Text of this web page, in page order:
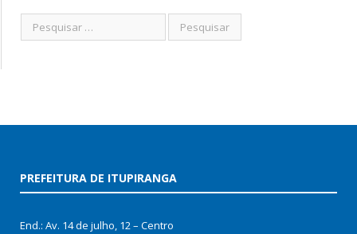
PREFEITURA DE ITUPIRANGA
End.: Av. 14 de julho, 12 – Centro